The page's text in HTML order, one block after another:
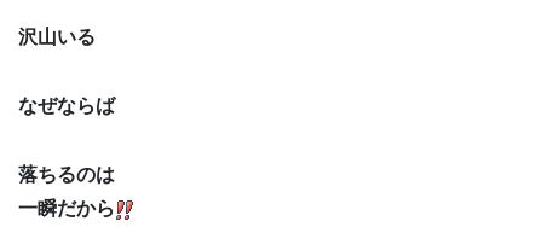
沢山いる
なぜならば
落ちるのは
一瞬だから